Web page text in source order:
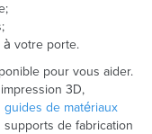
votre porte.
pour vous aider.
3D,
guides de matériaux
de fabrication